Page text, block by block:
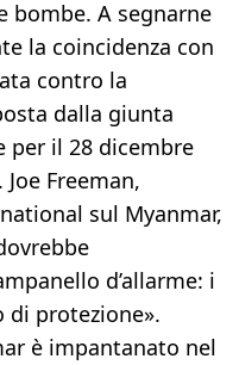
bombe. A segnarne
la coincidenza con
contro la
dalla giunta
per il 28 dicembre
Freeman,
sul Myanmar,
d’allarme: i
di protezione».
è impantanato nel